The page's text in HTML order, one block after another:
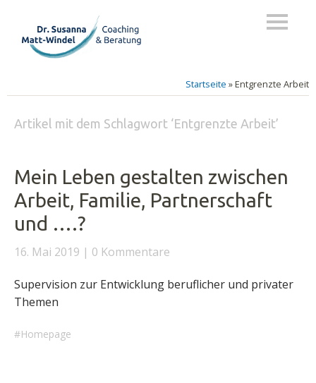
Startseite »Entgrenzte Arbeit
Artikel mit dem Schlagwort ‘Entgrenzte Arbeit’
Mein Leben gestalten zwischen
Arbeit, Familie, Partnerschaft
und ….?
16. Mai 2019 0 Kommentare
Supervision zur Entwicklung beruflicher und privater
Themen
Homepage